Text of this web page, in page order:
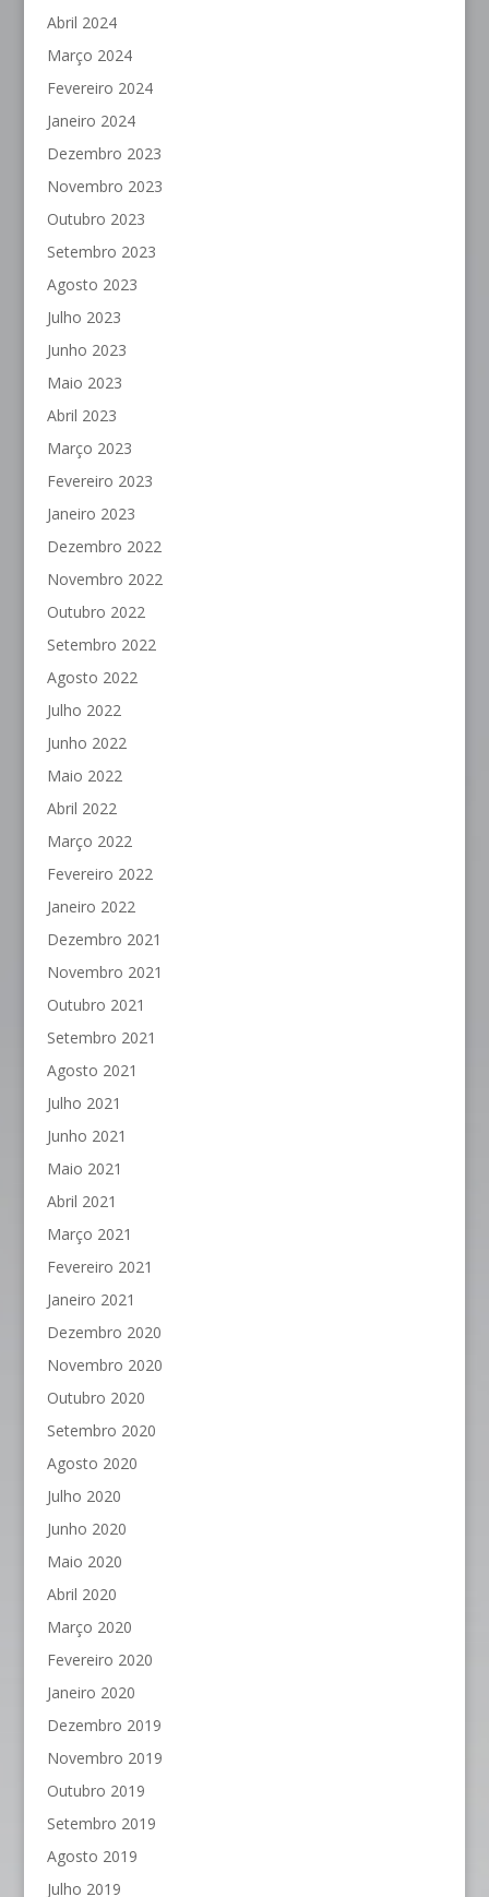
Abril 2024
Março 2024
Fevereiro 2024
Janeiro 2024
Dezembro 2023
Novembro 2023
Outubro 2023
Setembro 2023
Agosto 2023
Julho 2023
Junho 2023
Maio 2023
Abril 2023
Março 2023
Fevereiro 2023
Janeiro 2023
Dezembro 2022
Novembro 2022
Outubro 2022
Setembro 2022
Agosto 2022
Julho 2022
Junho 2022
Maio 2022
Abril 2022
Março 2022
Fevereiro 2022
Janeiro 2022
Dezembro 2021
Novembro 2021
Outubro 2021
Setembro 2021
Agosto 2021
Julho 2021
Junho 2021
Maio 2021
Abril 2021
Março 2021
Fevereiro 2021
Janeiro 2021
Dezembro 2020
Novembro 2020
Outubro 2020
Setembro 2020
Agosto 2020
Julho 2020
Junho 2020
Maio 2020
Abril 2020
Março 2020
Fevereiro 2020
Janeiro 2020
Dezembro 2019
Novembro 2019
Outubro 2019
Setembro 2019
Agosto 2019
Julho 2019